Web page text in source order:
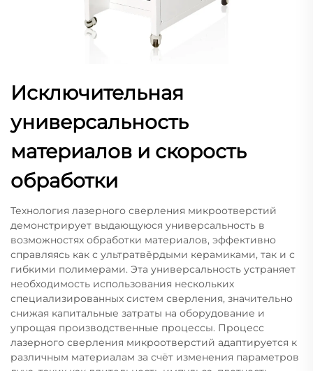
Исключительная
универсальность
материалов и скорость
обработки
Технология лазерного сверления микроотверстий
демонстрирует выдающуюся универсальность в
возможностях обработки материалов, эффективно
справляясь как с ультратвёрдыми керамиками, так и с
гибкими полимерами. Эта универсальность устраняет
необходимость использования нескольких
специализированных систем сверления, значительно
снижая капитальные затраты на оборудование и
упрощая производственные процессы. Процесс
лазерного сверления микроотверстий адаптируется к
различным материалам за счёт изменения параметров